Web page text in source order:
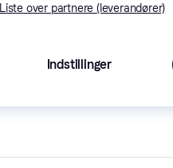
Liste over partnere (leverandører)
Indstillinger